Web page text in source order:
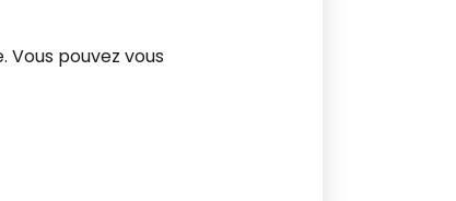
pouvez vous